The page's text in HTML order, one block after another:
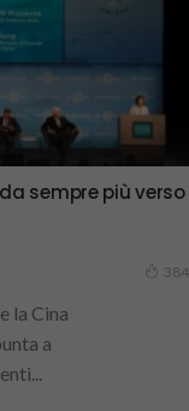
sempre più verso
384
la Cina
a